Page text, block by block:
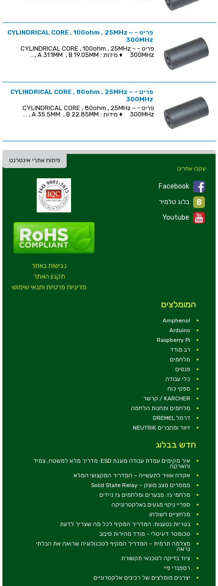
פריט - CYLINDRICAL CORE , 100ohm , 25MHz ~
300MHz
פריט - CYLINDRICAL CORE , 100ohm , 25MHz ~
300MHz ♦ מידות : A 31.1MM , B 19.05MM ,...
פריט - CYLINDRICAL CORE , 80ohm , 25MHz ~
300MHz
פריט - CYLINDRICAL CORE , 80ohm , 25MHz ~
300MHz ♦ מידות : A 35.5MM , B 22.85MM , ...
פיתוח אתרי אינטרנט
נגישות באתר
תקנון האתר
מדיניות פרטיות ותנאי שימוש
עקבו אחרינו
Facebook
Youtube
המומלצים
Amphenol
Arduino
Raspberry Pi
רב מודד
מלחמים
פנסים
כלי עבודה
ספקי כוח
KARCHER / קרשר
מלחמים ותחנות הלחמה
דרמל DREMEL
זיווד ומחברים NEUTRIK
חדש בבלוג
איך מקימים עמדת עבודה מוגנת ESD: מדריך מלא למשטח, צמיד
והארקה
אקדח אוויר לתעשייה – המדריך המקצועי המלא
ממסרים מצב מוצק – Solid State Relay
מלחמי גז: מבערים ומלחמים גז ניידים
ספריי ניקוי מגעים באלקטרוניקה
מלחציים לשולחן
בטריות נטענות: המדריך המקיף לכל מה שצריך לדעת
טכומטר דיגיטלי - מודד מהירות סיבוב
מצלמה תרמית – המדריך המקיף לטכנולוגיה שרואה את הבלתי
נראה
ציוד בדיקה לטכנאי תקשורת
רספברי פיי
יצרנים מומלצים של רכיבים אלקטרוניים